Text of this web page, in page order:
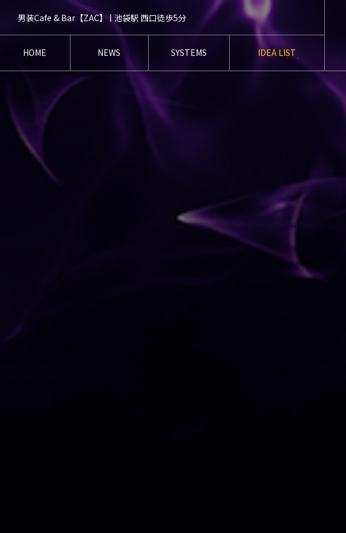
HOME
ホーム
NEWS SYSTEMS IDEA LIST
キャスト紹介
男装Cafe & Bar【ZAC】 | 池袋駅 西口徒歩5分